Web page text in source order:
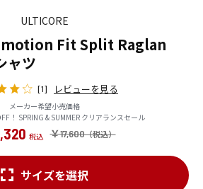
ULTICORE
Fit Split Raglan
ャツ
[1] レビューを見る
メーカー希望小売価格
！ SPRING & SUMMER クリアランスセール
￥17,600
サイズを選択